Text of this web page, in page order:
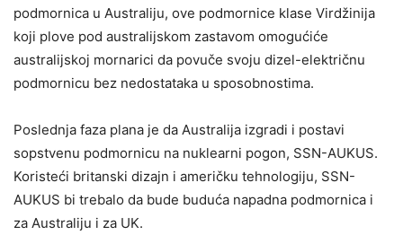
podmornica u Australiju, ove podmornice klase Virdžinija
koji plove pod australijskom zastavom omogućiće
australijskoj mornarici da povuče svoju dizel-električnu
podmornicu bez nedostataka u sposobnostima.
Poslednja faza plana je da Australija izgradi i postavi
sopstvenu podmornicu na nuklearni pogon, SSN-AUKUS.
Koristeći britanski dizajn i američku tehnologiju, SSN-
AUKUS bi trebalo da bude buduća napadna podmornica i
za Australiju i za UK.